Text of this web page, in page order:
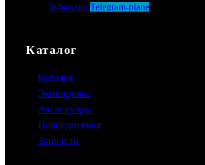
Whatsapp Telegram-plane
Каталог
Каталог
Экипировка
Аксессуары
Повседневная
Запчасти